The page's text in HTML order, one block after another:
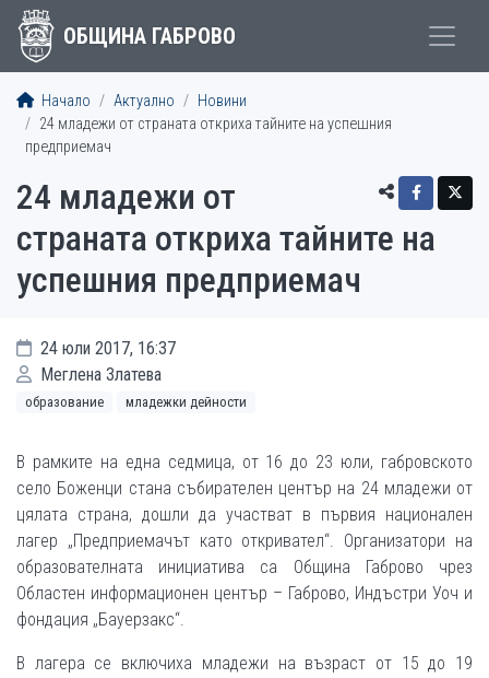
ОБЩИНА ГАБРОВО
Начало Актуално
Новини
24 младежи от страната откриха тайните на успешния
предприемач
24 младежи от
страната откриха тайните на
успешния предприемач
24 юли 2017, 16:37
Меглена Златева
образование младежки дейности
В рамките на една седмица, от 16 до 23 юли, габровското
село Боженци стана събирателен център на 24 младежи от
цялата страна, дошли да участват в първия национален
лагер „Предприемачът като откривател“. Организатори на
образователната инициатива са Община Габрово чрез
Областен информационен център – Габрово, Индъстри Уоч и
фондация „Бауерзакс“.
В лагера се включиха младежи на възраст от 15 до 19